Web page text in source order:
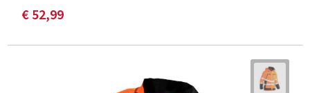
€ 52,99